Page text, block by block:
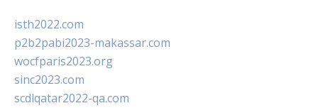
isth2022.com
p2b2pabi2023-makassar.com
wocfparis2023.org
sinc2023.com
scdlqatar2022-qa.com